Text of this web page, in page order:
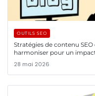
OUTILS SEO
Stratégies de contenu
harmoniser pour un
28 mai 2026